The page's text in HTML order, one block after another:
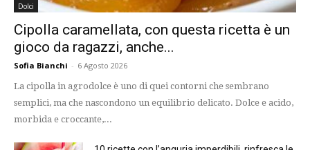
Dolci
Cipolla caramellata, con questa ricetta è un
gioco da ragazzi, anche...
Sofia Bianchi - 6 Agosto 2026
La cipolla in agrodolce è uno di quei contorni che sembrano
semplici, ma che nascondono un equilibrio delicato. Dolce e acido,
morbida e croccante,...